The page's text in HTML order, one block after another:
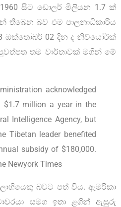
1960 සිට ඩොලර් මිලියන 1.7 ක්
තිබෙන බව එම පාලනාධිකාරිය
ඔක්තෝබර් 02 දින ද නිව්යෝර්ක්
පුවත්පත තම වාර්තාවක් මගින් මේ
acknowledged
$1.7 million a year in the
Intelligence Agency, but
Tibetan leader benefited
subsidy of $180,000.
Newyork Times
බවට පත් විය. ඇමරිකා
සමග ඉතා ළගින් ඇසුරු